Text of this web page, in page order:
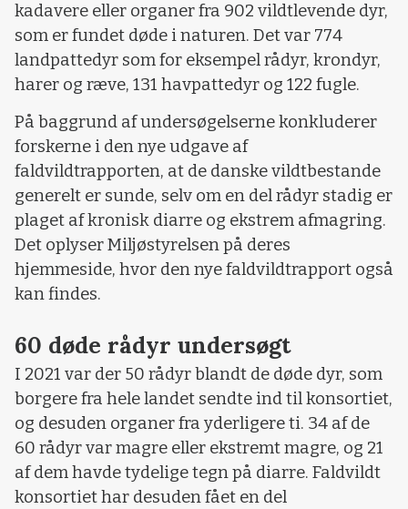
kadavere eller organer fra 902 vildtlevende dyr,
som er fundet døde i naturen. Det var 774
landpattedyr som for eksempel rådyr, krondyr,
harer og ræve, 131 havpattedyr og 122 fugle.
På baggrund af undersøgelserne konkluderer
forskerne i den nye udgave af
faldvildtrapporten, at de danske vildtbestande
generelt er sunde, selv om en del rådyr stadig er
plaget af kronisk diarre og ekstrem afmagring.
Det oplyser Miljøstyrelsen på deres
hjemmeside, hvor den nye faldvildtrapport også
kan findes.
60 døde rådyr undersøgt
I 2021 var der 50 rådyr blandt de døde dyr, som
borgere fra hele landet sendte ind til konsortiet,
og desuden organer fra yderligere ti. 34 af de
60 rådyr var magre eller ekstremt magre, og 21
af dem havde tydelige tegn på diarre. Faldvildt
konsortiet har desuden fået en del